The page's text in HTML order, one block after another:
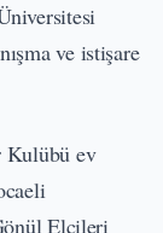
ve istişare
Kulübü ev
Elçileri